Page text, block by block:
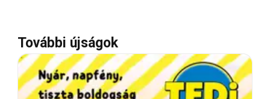
További újságok